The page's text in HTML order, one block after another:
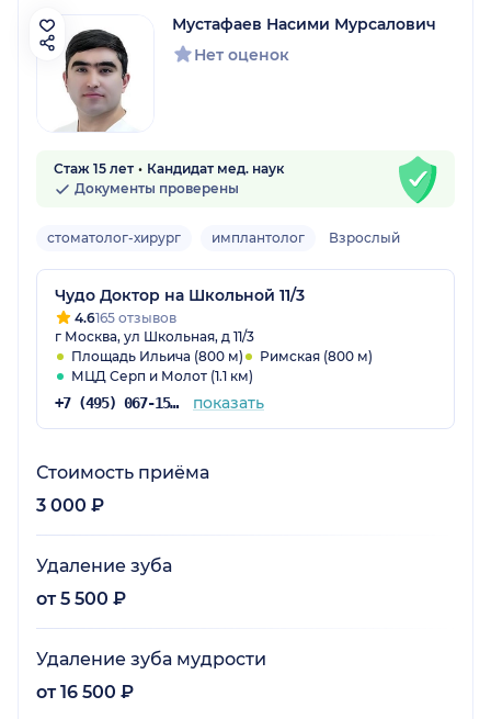
Мустафаев Насими Мурсалович
Нет оценок
Стаж 15 лет
Кандидат мед. наук
Документы проверены
стоматолог-хирург имплантолог Взрослый
Чудо Доктор на Школьной 11/3
4.6165 отзывов
г Москва, ул Школьная, д 11/3
Площадь Ильича (800 м)
Римская (800 м)
МЦД Серп и Молот (1.1 км)
+7 (495) 067-15-02 показать
Стоимость приёма
3 000 ₽
Удаление зуба
от 5 500 ₽
Удаление зуба мудрости
от 16 500 ₽